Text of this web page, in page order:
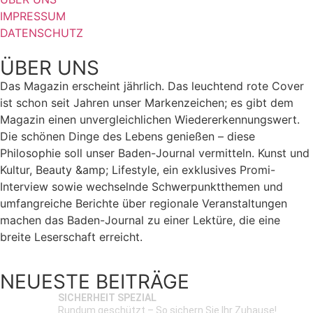
IMPRESSUM
DATENSCHUTZ
ÜBER UNS
Das Magazin erscheint jährlich. Das leuchtend rote Cover
ist schon seit Jahren unser Markenzeichen; es gibt dem
Magazin einen unvergleichlichen Wiedererkennungswert.
Die schönen Dinge des Lebens genießen – diese
Philosophie soll unser Baden-Journal vermitteln. Kunst und
Kultur, Beauty &amp; Lifestyle, ein exklusives Promi-
Interview sowie wechselnde Schwerpunktthemen und
umfangreiche Berichte über regionale Veranstaltungen
machen das Baden-Journal zu einer Lektüre, die eine
breite Leserschaft erreicht.
NEUESTE BEITRÄGE
SICHERHEIT SPEZIAL
Rundum geschützt – So sichern Sie Ihr Zuhause!